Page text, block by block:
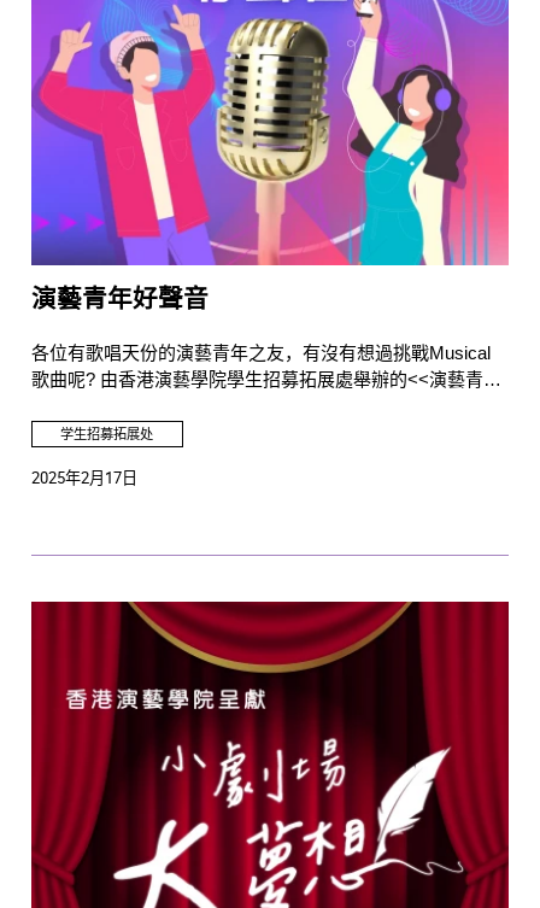
演藝青年好聲音
各位有歌唱天份的演藝青年之友，有沒有想過挑戰Musical
歌曲呢? 由香港演藝學院學生招募拓展處舉辦的<<演藝青年
量！学生招募拓展处
2025年2月17日